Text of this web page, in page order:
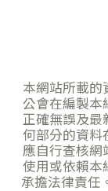
本網站所載的
公會在編製本
正確無誤及最
何部分的資料
應自行查核網
使用或依賴本
承擔法律責任